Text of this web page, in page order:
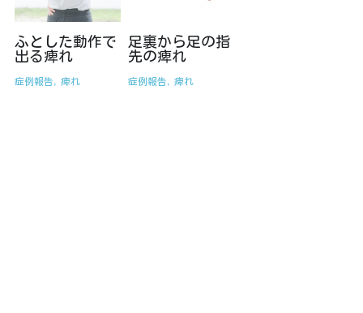
ふとした動作で
出る痺れ
症例報告, 痺れ
足裏から足の指
先の痺れ
症例報告, 痺れ